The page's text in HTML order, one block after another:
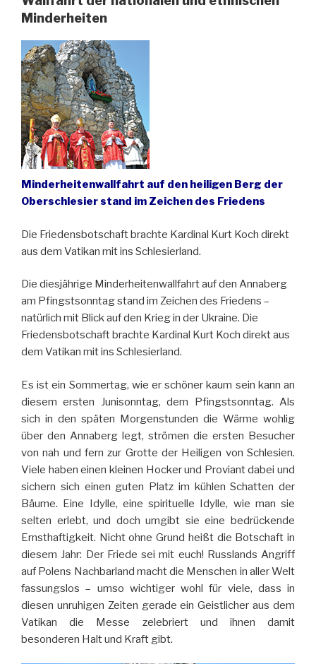
Minderheiten
Minderheitenwallfahrt auf den heiligen Berg der
Oberschlesier stand im Zeichen des Friedens
Die Friedensbotschaft brachte Kardinal Kurt Koch direkt
aus dem Vatikan mit ins Schlesierland.
Die diesjährige Minderheitenwallfahrt auf den Annaberg
am Pfingstsonntag stand im Zeichen des Friedens –
natürlich mit Blick auf den Krieg in der Ukraine. Die
Friedensbotschaft brachte Kardinal Kurt Koch direkt aus
dem Vatikan mit ins Schlesierland.
Es ist ein Sommertag, wie er schöner kaum sein kann an
diesem ersten Junisonntag, dem Pfingstsonntag. Als
sich in den späten Morgenstunden die Wärme wohlig
über den Annaberg legt, strömen die ersten Besucher
von nah und fern zur Grotte der Heiligen von Schlesien.
Viele haben einen kleinen Hocker und Proviant dabei und
sichern sich einen guten Platz im kühlen Schatten der
Bäume. Eine Idylle, eine spirituelle Idylle, wie man sie
selten erlebt, und doch umgibt sie eine bedrückende
Ernsthaftigkeit. Nicht ohne Grund heißt die Botschaft in
diesem Jahr: Der Friede sei mit euch! Russlands Angriff
auf Polens Nachbarland macht die Menschen in aller Welt
fassungslos – umso wichtiger wohl für viele, dass in
diesen unruhigen Zeiten gerade ein Geistlicher aus dem
Vatikan die Messe zelebriert und ihnen damit
besonderen Halt und Kraft gibt.